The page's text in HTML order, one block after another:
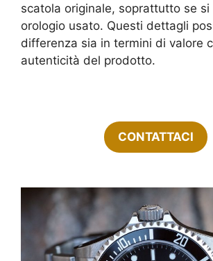
scatola originale, soprattutto se
orologio usato. Questi dettagli
differenza sia in termini di valore
autenticità del prodotto.
CONTATTACI